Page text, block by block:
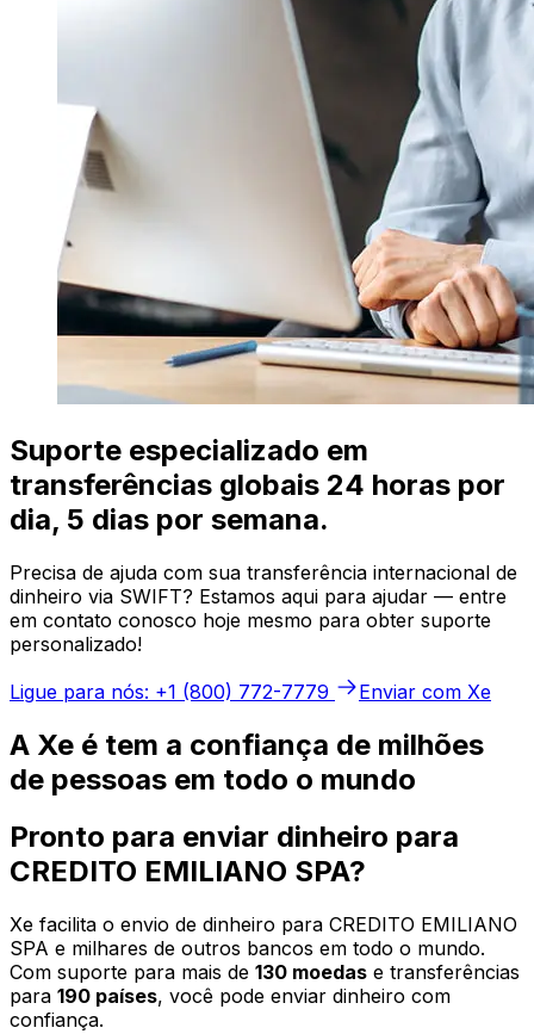
Suporte especializado em
transferências globais 24 horas por
dia, 5 dias por semana.
Precisa de ajuda com sua transferência internacional de
dinheiro via SWIFT? Estamos aqui para ajudar — entre
em contato conosco hoje mesmo para obter suporte
personalizado!
Ligue para nós: +1 (800) 772-7779
Enviar com Xe
A Xe é tem a confiança de milhões
de pessoas em todo o mundo
Pronto para enviar dinheiro para
CREDITO EMILIANO SPA?
Xe facilita o envio de dinheiro para CREDITO EMILIANO
SPA e milhares de outros bancos em todo o mundo.
Com suporte para mais de 130 moedas e transferências
para 190 países, você pode enviar dinheiro com
confiança.